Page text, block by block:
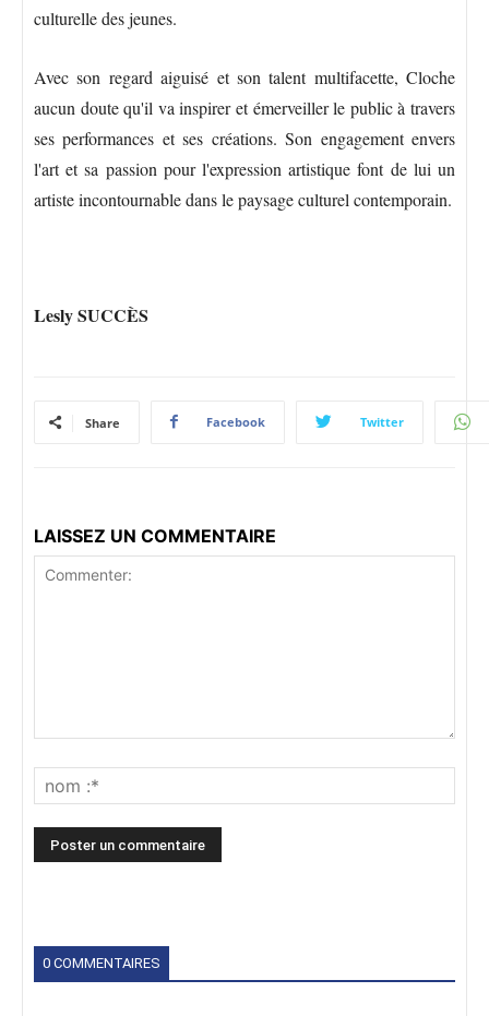
culturelle des jeunes.
Avec son regard aiguisé et son talent multifacette, Cloche
aucun doute qu'il va inspirer et émerveiller le public à travers
ses performances et ses créations. Son engagement envers
l'art et sa passion pour l'expression artistique font de lui un
artiste incontournable dans le paysage culturel contemporain.
Lesly SUCCÈS
Share Facebook Twitter
LAISSEZ UN COMMENTAIRE
0 COMMENTAIRES